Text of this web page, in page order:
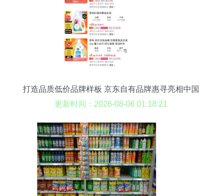
打造品质低价品牌样板 京东自有品牌惠寻亮相中国
日用百货商品交易会
更新时间：2026-08-06 01:18:21